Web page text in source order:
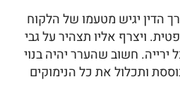
הדין יגיש מטעמו של הלקוח
ויצרף אליו תצהיר על גבי
חשוב שהערר יהיה בנוי
ותכלול את כל הנימוקים